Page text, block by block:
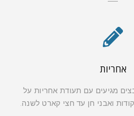
אחריות
מגיעים עם תעודת אחריות על